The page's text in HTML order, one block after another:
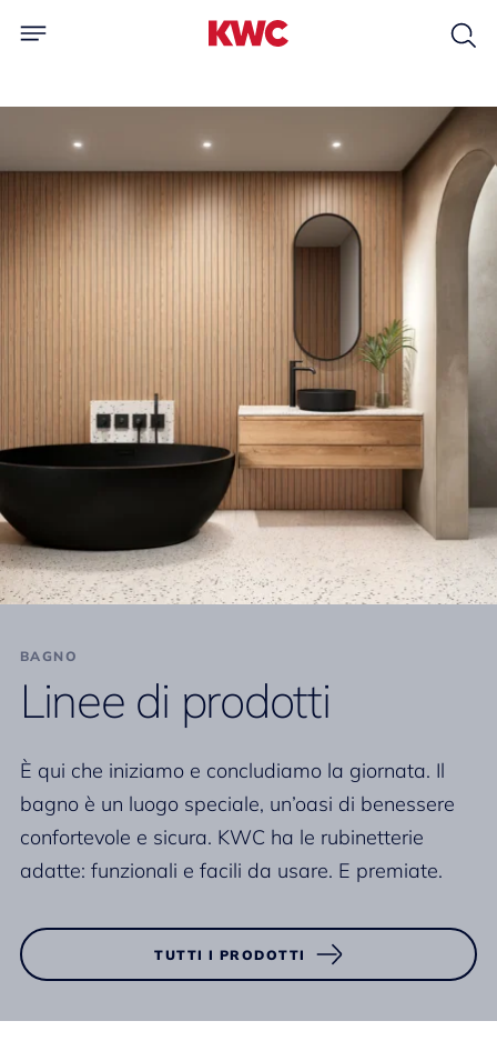
BAGNO
Linee di prodotti
È qui che iniziamo e concludiamo la giornata. Il
bagno è un luogo speciale, un’oasi di benessere
confortevole e sicura. KWC ha le rubinetterie
adatte: funzionali e facili da usare. E premiate.
TUTTI I PRODOTTI